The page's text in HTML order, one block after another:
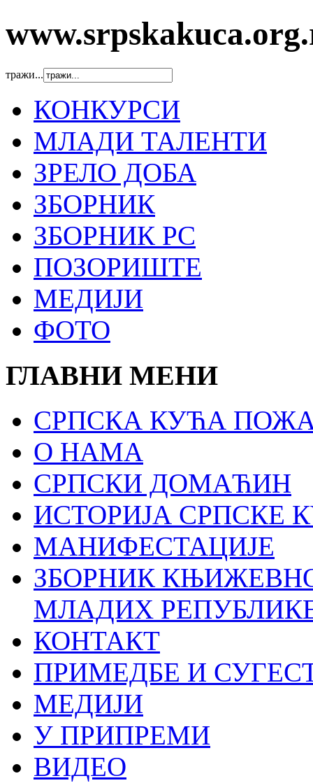
тражи...
КОНКУРСИ
МЛАДИ ТАЛЕНТИ
ЗРЕЛО ДОБА
ЗБОРНИК
ЗБОРНИК РС
ПОЗОРИШТЕ
МЕДИЈИ
ФОТО
ГЛАВНИ МЕНИ
СРПСКА КУЋА
О НАМА
СРПСКИ ДОМАЋИН
ИСТОРИЈА СРПСКЕ
МАНИФЕСТАЦИЈЕ
ЗБОРНИК
МЛАДИХ
КОНТАКТ
ПРИМЕДБЕ И
МЕДИЈИ
У ПРИПРЕМИ
ВИДЕО